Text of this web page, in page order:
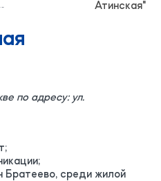
Атинская"
по адресу: ул.
Братеево, среди жилой